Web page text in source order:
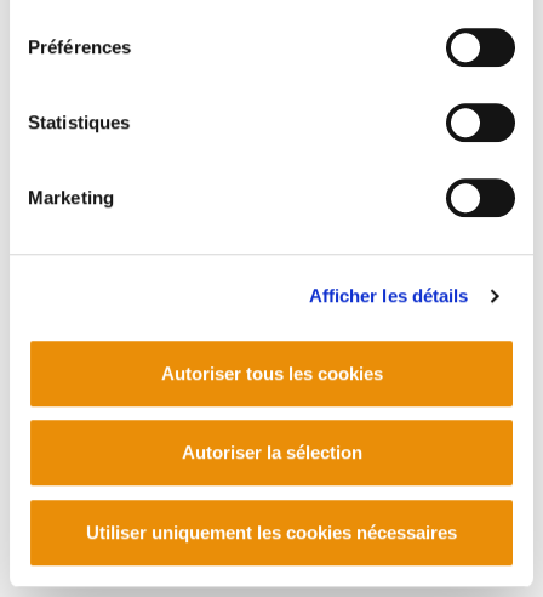
Préférences
Statistiques
Marketing
Afficher les détails
Autoriser tous les cookies
Autoriser la sélection
Utiliser uniquement les cookies nécessaires
Contact